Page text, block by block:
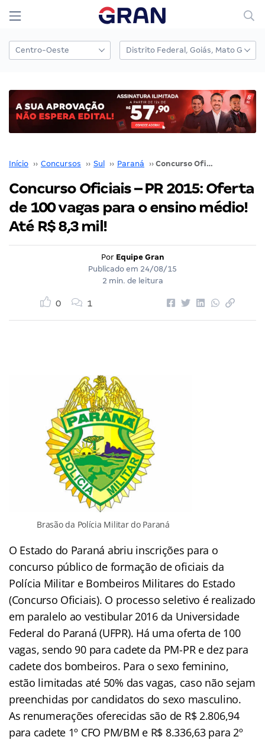
Início ›› Concursos ›› Sul ›› Paraná ›› Concurso Oficiais – PR 2015: Oferta de 100 vagas para o ensino médio! Até R$ 8,3 mil!
Concurso Oficiais – PR 2015: Oferta
de 100 vagas para o ensino médio!
Até R$ 8,3 mil!
Por Equipe Gran
Publicado em 24/08/15
2 min. de leitura
0 1
Brasão da Polícia Militar do Paraná
O Estado do Paraná abriu inscrições para o
concurso público de formação de oficiais da
Polícia Militar e Bombeiros Militares do Estado
(Concurso Oficiais). O processo seletivo é realizado
em paralelo ao vestibular 2016 da Universidade
Federal do Paraná (UFPR). Há uma oferta de 100
vagas, sendo 90 para cadete da PM-PR e dez para
cadete dos bombeiros. Para o sexo feminino,
estão limitadas até 50% das vagas, caso não sejam
preenchidas por candidatos do sexo masculino.
As renumerações oferecidas são de R$ 2.806,94
para cadete 1º CFO PM/BM e R$ 8.336,63 para 2º